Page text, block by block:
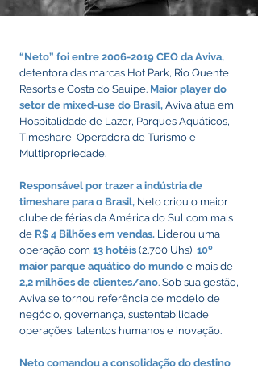
“Neto” foi entre 2006-2019 CEO da Aviva,
detentora das marcas Hot Park, Rio Quente
Resorts e Costa do Sauipe. Maior player do
setor de mixed-use do Brasil, Aviva atua em
Hospitalidade de Lazer, Parques Aquáticos,
Timeshare, Operadora de Turismo e
Multipropriedade.
Responsável por trazer a indústria de
timeshare para o Brasil, Neto criou o maior
clube de férias da América do Sul com mais
de R$ 4 Bilhões em vendas. Liderou uma
operação com 13 hotéis (2.700 Uhs), 10º
maior parque aquático do mundo e mais de
2,2 milhões de clientes/ano. Sob sua gestão,
Aviva se tornou referência de modelo de
negócio, governança, sustentabilidade,
operações, talentos humanos e inovação.
Neto comandou a consolidação do destino